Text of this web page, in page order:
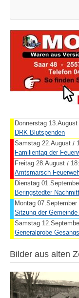
Donnerstag 13.August
DRK Blutspenden
Samstag 22.August /
Familientag der
Freitag 28.August /
Amtsmarsch
Dienstag
Beringstedter
Montag 07.September
Sitzung der
Samstag
Generalprobe
Bilder aus alten